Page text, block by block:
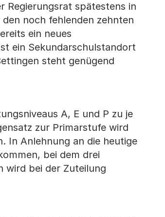
Regierungsrat spätestens in
noch fehlenden zehnten
ein neues
ein Sekundarschulstandort
steht genügend
A, E und P zu je
zur Primarstufe wird
In Anlehnung an die heutige
bei dem drei
wird bei der Zuteilung